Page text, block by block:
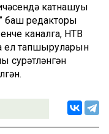
катнашуы
баш редакторы
каналга, НТВ
ел тапшыруларын
сурәтләнгән